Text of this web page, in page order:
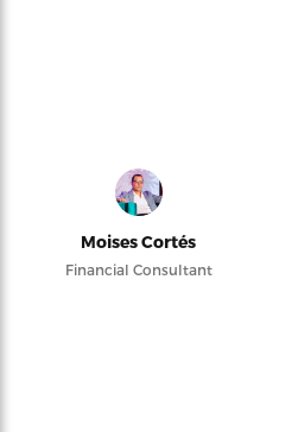
Moises Cortés
Financial Consultant